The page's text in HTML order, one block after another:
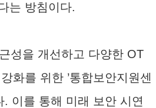
는 방침이다.
성을 개선하고 다양한 OT
화를 위한 ’통합보안지원센
. 이를 통해 미래 보안 시연